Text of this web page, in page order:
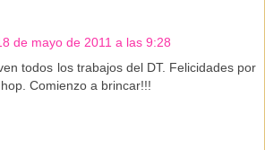
de mayo de 2011 a las 9:28
todos los trabajos del DT. Felicidades por
Comienzo a brincar!!!